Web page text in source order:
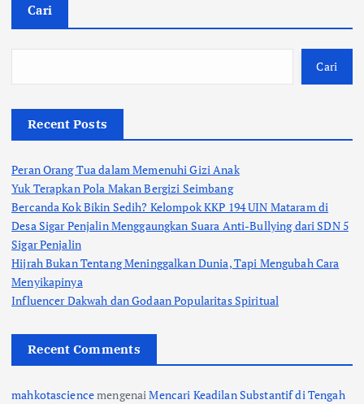
Cari
Cari
Recent Posts
Peran Orang Tua dalam Memenuhi Gizi Anak
Yuk Terapkan Pola Makan Bergizi Seimbang
Bercanda Kok Bikin Sedih? Kelompok KKP 194 UIN Mataram di
Desa Sigar Penjalin Menggaungkan Suara Anti-Bullying dari SDN 5
Sigar Penjalin
Hijrah Bukan Tentang Meninggalkan Dunia, Tapi Mengubah Cara
Menyikapinya
Influencer Dakwah dan Godaan Popularitas Spiritual
Recent Comments
mahkotasciencemengenaiMencari Keadilan Substantif di Tengah